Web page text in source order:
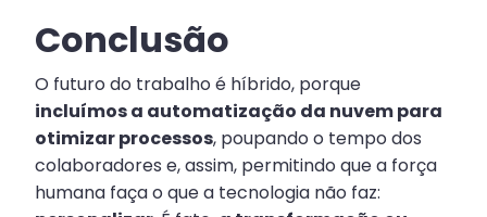
Conclusão
O futuro do trabalho é híbrido, porque
incluímos a automatização da nuvem para
otimizar processos, poupando o tempo dos
colaboradores e, assim, permitindo que a força
humana faça o que a tecnologia não faz: